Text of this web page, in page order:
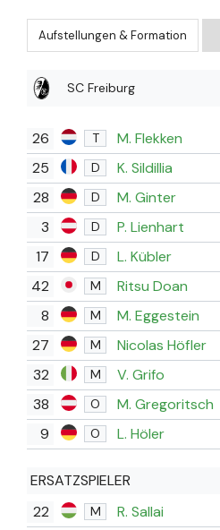
Aufstellungen & Formation
SC Freiburg
26 T M. Flekken
25 D K. Sildillia
28 D M. Ginter
3 D P. Lienhart
17 D L. Kübler
42 M Ritsu Doan
8 M M. Eggestein
27 M Nicolas Höfler
32 M V. Grifo
38 O M. Gregoritsch
9 O L. Höler
ERSATZSPIELER
22
M R. Sallai